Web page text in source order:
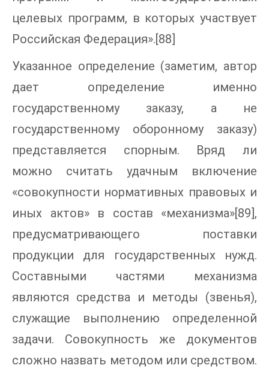
целевых программ, в которых участвует
Российская Федерация».[88]
Указанное определение (заметим, автор
дает определение именно
государственному заказу, а не
государственному оборонному заказу)
представляется спорным. Вряд ли
можно считать удачным включение
«совокупности нормативных правовых и
иных актов» в состав «механизма»[89],
предусматривающего поставки
продукции для государственных нужд.
Составными частями механизма
являются средства и методы (звенья),
служащие выполнению определенной
задачи. Совокупность же документов
сложно назвать методом или средством.